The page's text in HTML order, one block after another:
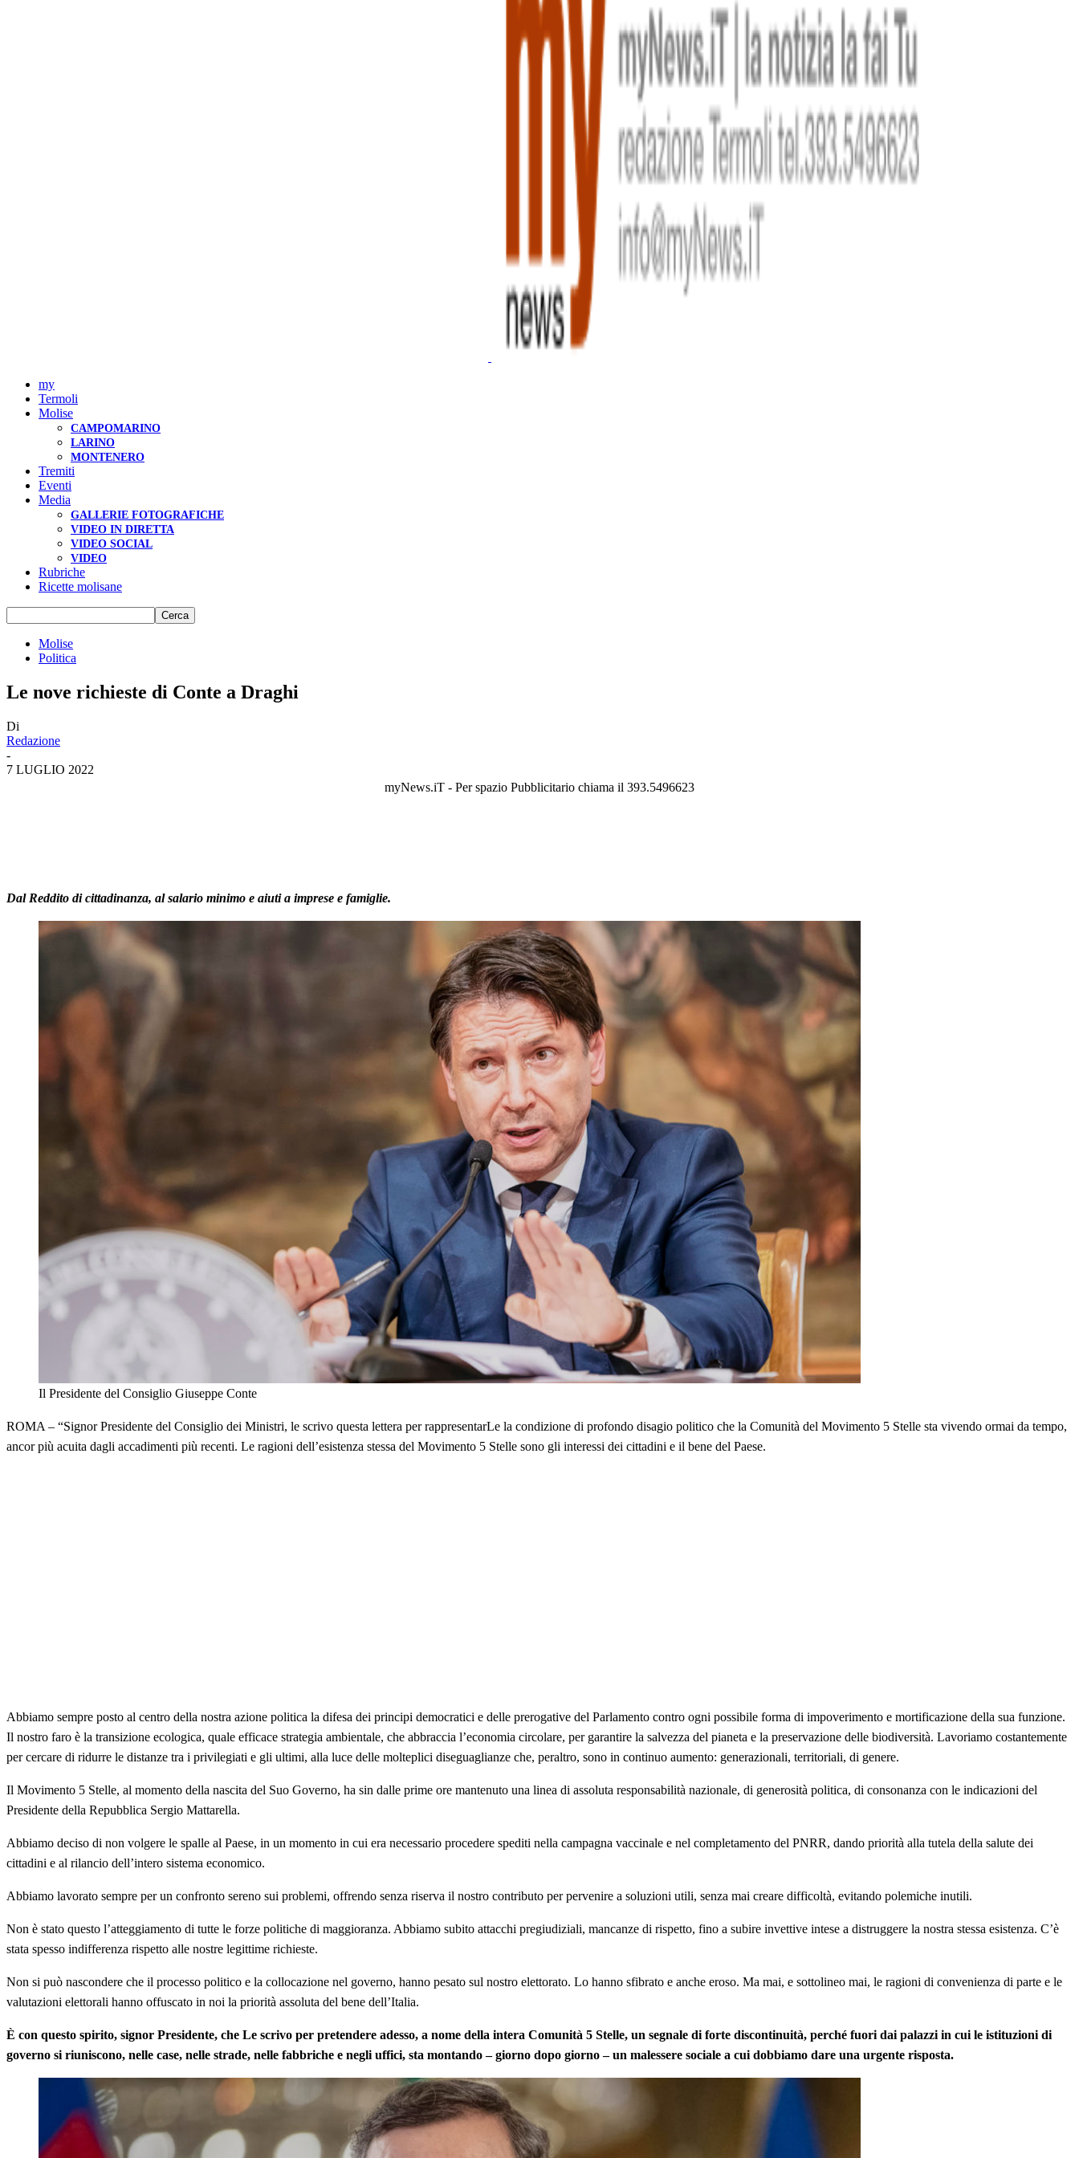
my
Termoli
Molise
CAMPOMARINO
LARINO
MONTENERO
Tremiti
Eventi
Media
GALLERIE FOTOGRAFICHE
VIDEO IN DIRETTA
VIDEO SOCIAL
VIDEO
Rubriche
Ricette molisane
Molise
Politica
Le nove richieste di Conte a Draghi
Di
Redazione
-
7 LUGLIO 2022
myNews.iT - Per spazio Pubblicitario chiama il 393.5496623
Dal Reddito di cittadinanza, al salario minimo e aiuti a imprese e famiglie.
Il Presidente del Consiglio Giuseppe Conte
ROMA – “Signor Presidente del Consiglio dei Ministri, le scrivo questa lettera per rappresentarLe la condizione di profondo disagio politico che la Comunità del Movimento 5 Stelle sta vivendo ormai da tempo,
ancor più acuita dagli accadimenti più recenti. Le ragioni dell’esistenza stessa del Movimento 5 Stelle sono gli interessi dei cittadini e il bene del Paese.
Abbiamo sempre posto al centro della nostra azione politica la difesa dei principi democratici e delle prerogative del Parlamento contro ogni possibile forma di impoverimento e mortificazione della sua funzione.
Il nostro faro è la transizione ecologica, quale efficace strategia ambientale, che abbraccia l’economia circolare, per garantire la salvezza del pianeta e la preservazione delle biodiversità. Lavoriamo costantemente
per cercare di ridurre le distanze tra i privilegiati e gli ultimi, alla luce delle molteplici diseguaglianze che, peraltro, sono in continuo aumento: generazionali, territoriali, di genere.
Il Movimento 5 Stelle, al momento della nascita del Suo Governo, ha sin dalle prime ore mantenuto una linea di assoluta responsabilità nazionale, di generosità politica, di consonanza con le indicazioni del
Presidente della Repubblica Sergio Mattarella.
Abbiamo deciso di non volgere le spalle al Paese, in un momento in cui era necessario procedere spediti nella campagna vaccinale e nel completamento del PNRR, dando priorità alla tutela della salute dei
cittadini e al rilancio dell’intero sistema economico.
Abbiamo lavorato sempre per un confronto sereno sui problemi, offrendo senza riserva il nostro contributo per pervenire a soluzioni utili, senza mai creare difficoltà, evitando polemiche inutili.
Non è stato questo l’atteggiamento di tutte le forze politiche di maggioranza. Abbiamo subito attacchi pregiudiziali, mancanze di rispetto, fino a subire invettive intese a distruggere la nostra stessa esistenza. C’è
stata spesso indifferenza rispetto alle nostre legittime richieste.
Non si può nascondere che il processo politico e la collocazione nel governo, hanno pesato sul nostro elettorato. Lo hanno sfibrato e anche eroso. Ma mai, e sottolineo mai, le ragioni di convenienza di parte e le
valutazioni elettorali hanno offuscato in noi la priorità assoluta del bene dell’Italia.
È con questo spirito, signor Presidente, che Le scrivo per pretendere adesso, a nome della intera Comunità 5 Stelle, un segnale di forte discontinuità, perché fuori dai palazzi in cui le istituzioni di
governo si riuniscono, nelle case, nelle strade, nelle fabbriche e negli uffici, sta montando – giorno dopo giorno – un malessere sociale a cui dobbiamo dare una urgente risposta.